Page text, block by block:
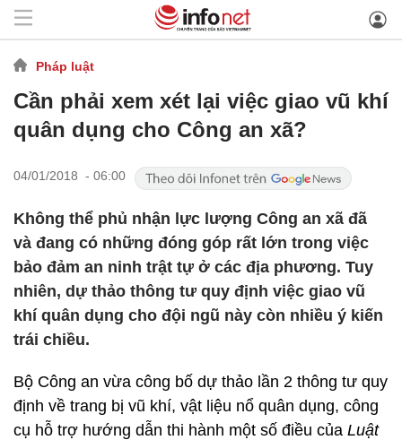
Pháp luật
Cần phải xem xét lại việc giao vũ khí
quân dụng cho Công an xã?
04/01/2018 - 06:00
Không thể phủ nhận lực lượng Công an xã đã
và đang có những đóng góp rất lớn trong việc
bảo đảm an ninh trật tự ở các địa phương. Tuy
nhiên, dự thảo thông tư quy định việc giao vũ
khí quân dụng cho đội ngũ này còn nhiều ý kiến
trái chiều.
Bộ Công an vừa công bố dự thảo lần 2 thông tư quy
định về trang bị vũ khí, vật liệu nổ quân dụng, công
cụ hỗ trợ hướng dẫn thi hành một số điều của Luật